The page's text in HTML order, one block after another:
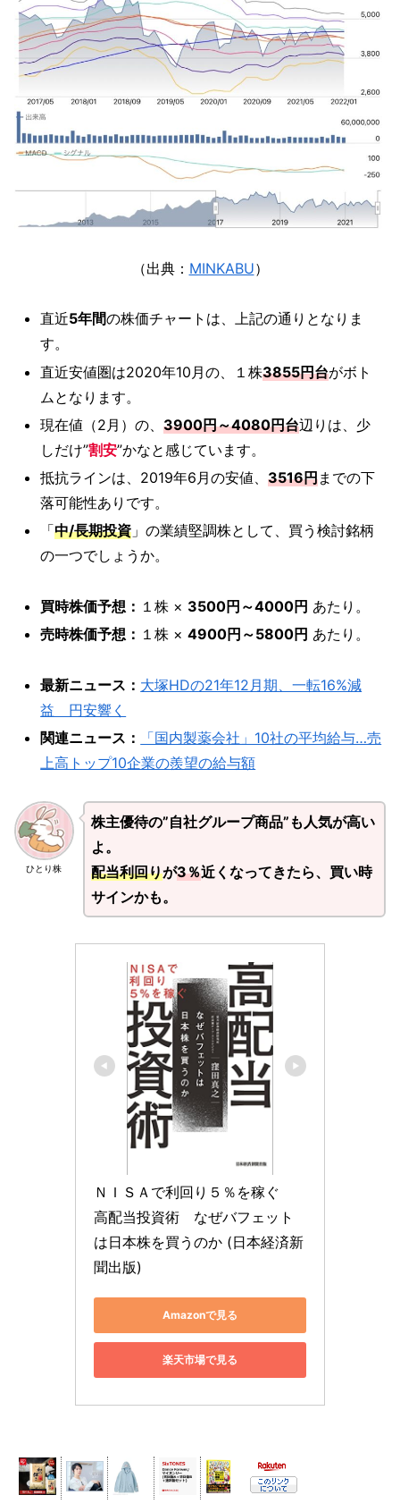
（出典： MINKABU）
直近5年間の株価チャートは、上記の通りとなりま
す。
直近安値圏は2020年10月の、１株3855円台がボト
ムとなります。
現在値（2月）の、3900円～4080円台辺りは、少
しだけ”割安”かなと感じています。
抵抗ラインは、2019年6月の安値、3516円までの下
落可能性ありです。
「中/長期投資 」の業績堅調株として、買う検討銘柄
の一つでしょうか。
買時株価予想： １株 × 3500円～4000円 あたり。
売時株価予想： １株 ×4900円～5800円 あたり。
最新ニュース： 大塚HDの21年12月期、一転16%減
益 円安響く
関連ニュース：
「国内製薬会社」10社の平均給与…売
上高トップ10企業の羨望の給与額
ひとり株
株主優待の”自社グループ商品”も人気が高い
よ。
配当利回りが3％近くなってきたら、買い時
サインかも。
ＮＩＳＡで利回り５％を稼ぐ
高配当投資術　なぜバフェット
は日本株を買うのか (日本経済新
聞出版)
Amazonで見る
楽天市場で見る